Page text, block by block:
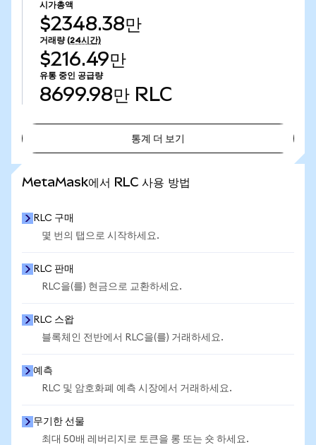
시가총액
$2348.38만
거래량 (24시간)
$216.49만
유통 중인 공급량
8699.98만 RLC
통계 더 보기
MetaMask에서 RLC 사용 방법
RLC 구매
몇 번의 탭으로 시작하세요.
RLC 판매
RLC을(를) 현금으로 교환하세요.
RLC 스왑
블록체인 전반에서 RLC을(를) 거래하세요.
예측
RLC 및 암호화폐 예측 시장에서 거래하세요.
무기한 선물
최대 50배 레버리지로 토큰을 롱 또는 숏 하세요.